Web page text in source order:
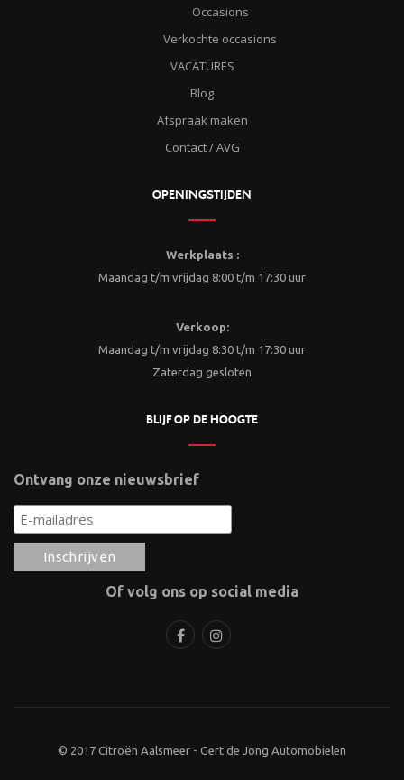
Occasions
Verkochte occasions
VACATURES
Blog
Afspraak maken
Contact / AVG
OPENINGSTIJDEN
Werkplaats :
Maandag t/m vrijdag 8:00 t/m 17:30 uur
Verkoop:
Maandag t/m vrijdag 8:30 t/m 17:30 uur
Zaterdag gesloten
BLIJF OP DE HOOGTE
Ontvang onze nieuwsbrief
Of volg ons op social media
© 2017 Citroën Aalsmeer - Gert de Jong Automobielen